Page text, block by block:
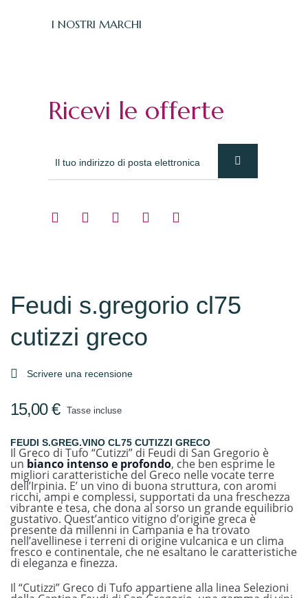
I NOSTRI MARCHI
Ricevi le offerte
Feudi s.gregorio cl75
cutizzi greco
 Scrivere una recensione
15,00 € Tasse incluse
FEUDI S.GREG.VINO CL75 CUTIZZI GRECO
Il Greco di Tufo “Cutizzi” di Feudi di San Gregorio è
un bianco intenso e profondo, che ben esprime le
migliori caratteristiche del Greco nelle vocate terre
dell’Irpinia. E’ un vino di buona struttura, con aromi
ricchi, ampi e complessi, supportati da una freschezza
vibrante e tesa, che dona al sorso un grande equilibrio
gustativo. Quest’antico vitigno d’origine greca è
presente da millenni in Campania e ha trovato
nell’avellinese i terreni di origine vulcanica e un clima
fresco e continentale, che ne esaltano le caratteristiche
di eleganza e finezza.
Il “Cutizzi” Greco di Tufo appartiene alla linea Selezioni